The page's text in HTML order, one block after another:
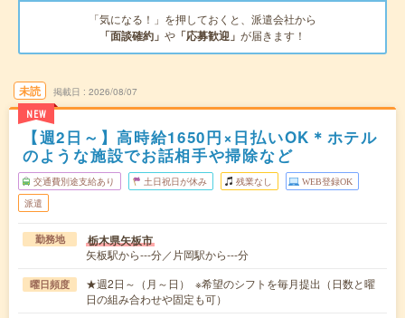
「気になる！」を押しておくと、派遣会社から
「面談確約」 や 「応募歓迎」 が届きます！
未読
NEW
掲載日 2026/08/07
【週2日～】高時給1650円×日払いOK＊ホテル
のような施設でお話相手や掃除など
交通費別途支給あり 土日祝日が休み 残業なし WEB登録OK
派遣
勤務地 栃木県矢板市
矢板駅から---分／片岡駅から---分
曜日頻度
★週2日～（月～日） ※希望のシフトを毎月提出（日数と曜
日の組み合わせや固定も可）